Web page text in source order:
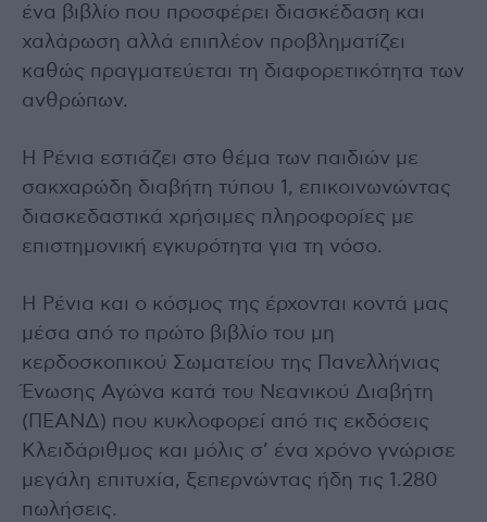
ένα βιβλίο που προσφέρει διασκέδαση και
χαλάρωση αλλά επιπλέον προβληματίζει
καθώς πραγματεύεται τη διαφορετικότητα των
ανθρώπων.
Η Ρένια εστιάζει στο θέμα των παιδιών με
σακχαρώδη διαβήτη τύπου 1, επικοινωνώντας
διασκεδαστικά χρήσιμες πληροφορίες με
επιστημονική εγκυρότητα για τη νόσο.
Η Ρένια και ο κόσμος της έρχονται κοντά μας
μέσα από το πρώτο βιβλίο του μη
κερδοσκοπικού Σωματείου της Πανελλήνιας
Ένωσης Αγώνα κατά του Νεανικού Διαβήτη
(ΠΕΑΝΔ) που κυκλοφορεί από τις εκδόσεις
Κλειδάριθμος και μόλις σ’ ένα χρόνο γνώρισε
μεγάλη επιτυχία, ξεπερνώντας ήδη τις 1.280
πωλήσεις.